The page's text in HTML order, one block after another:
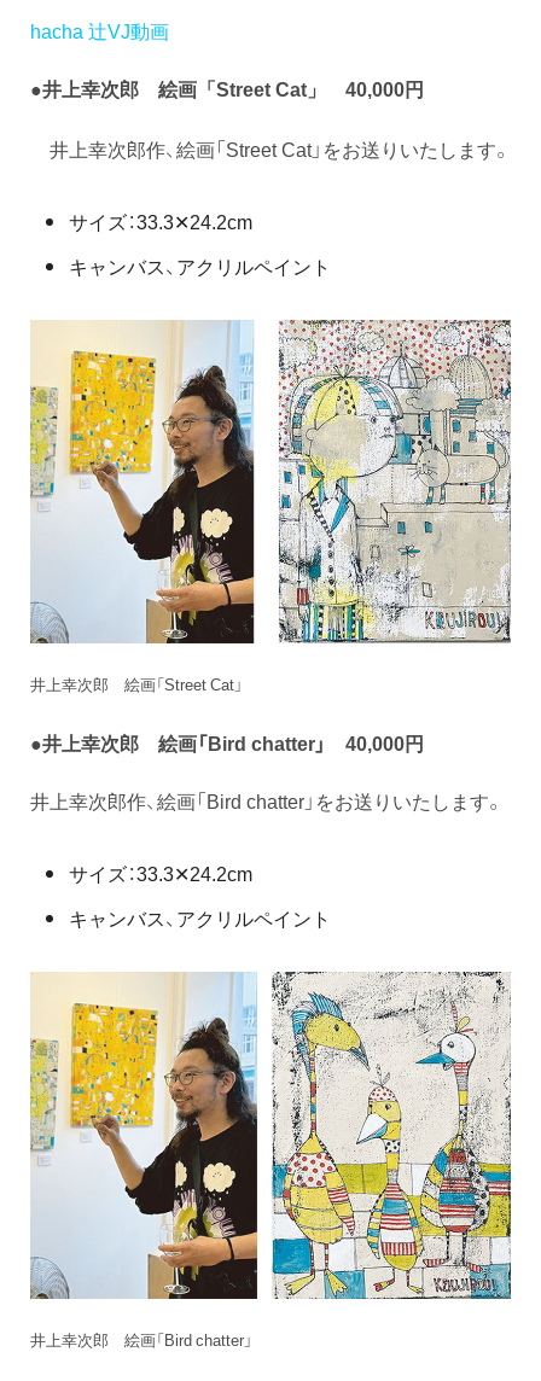
hacha 辻VJ動画
●井上幸次郎 絵画「Street Cat」 40,000円
井上幸次郎作、絵画「Street Cat」をお送りいたします。
サイズ：33.3✕24.2cm
キャンバス、アクリルペイント
井上幸次郎 絵画「Street Cat」
●井上幸次郎 絵画「Bird chatter」 40,000円
井上幸次郎作、絵画「Bird chatter」をお送りいたします。
サイズ：33.3✕24.2cm
キャンバス、アクリルペイント
井上幸次郎 絵画「Bird chatter」